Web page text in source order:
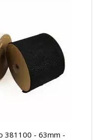
381100 - 63mm -